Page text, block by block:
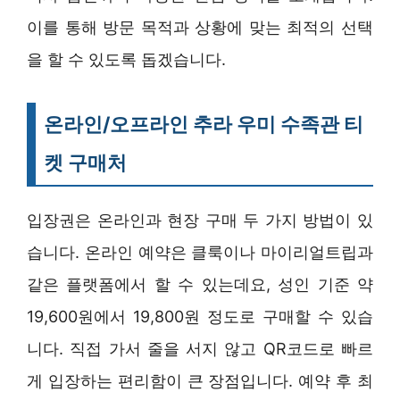
이를 통해 방문 목적과 상황에 맞는 최적의 선택
을 할 수 있도록 돕겠습니다.
온라인/오프라인 추라 우미 수족관 티
켓 구매처
입장권은 온라인과 현장 구매 두 가지 방법이 있
습니다. 온라인 예약은 클룩이나 마이리얼트립과
같은 플랫폼에서 할 수 있는데요, 성인 기준 약
19,600원에서 19,800원 정도로 구매할 수 있습
니다. 직접 가서 줄을 서지 않고 QR코드로 빠르
게 입장하는 편리함이 큰 장점입니다. 예약 후 최